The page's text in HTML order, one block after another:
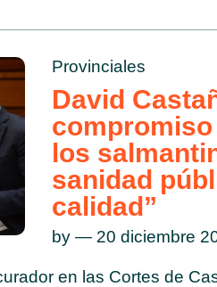
Provinciales
David
los
sanidad
calidad”
by — 20 diciembre
en las Cortes de